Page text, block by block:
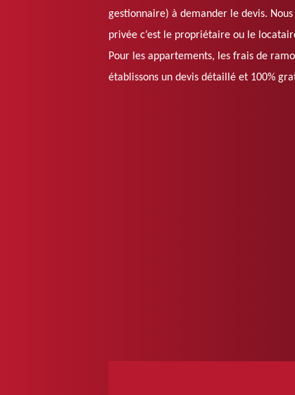
gestionnaire) à demander le devis.
privée c’est le propriétaire ou le
Pour les appartements, les frais de
établissons un devis détaillé et 100%